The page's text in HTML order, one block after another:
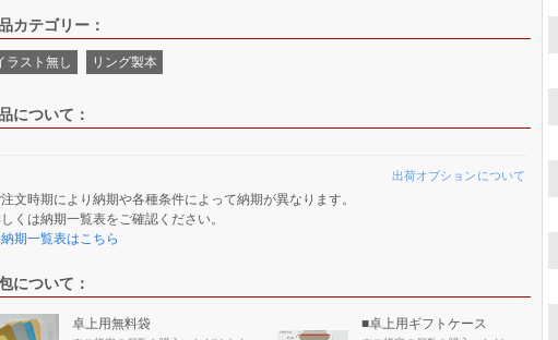
カテゴリー：
ラスト無し リング製本
について：
出荷オプションについて
文時期により納期や各種条件によって納期が異なります。
くは納期一覧表をご確認ください。
期一覧表はこちら
について：
卓上用無料袋 ■卓上用ギフトケース